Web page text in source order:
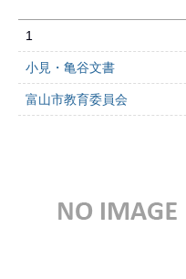
1
小見・亀谷文書
富山市教育委員会